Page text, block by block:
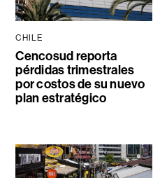
CHILE
Cencosud reporta
pérdidas trimestrales
por costos de su nuevo
plan estratégico